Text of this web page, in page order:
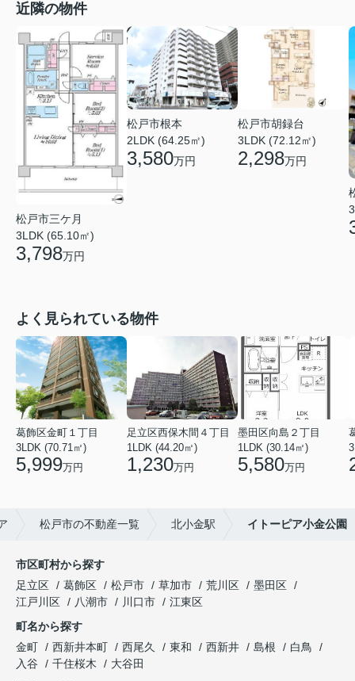
近隣の物件
松戸市三ケ月
3LDK (65.10㎡)
3,798万円
松戸市根本
2LDK (64.25㎡)
3,580万円
松戸市胡録台
3LDK (72.12㎡)
2,298万円
よく見られている物件
葛飾区金町１丁目
3LDK (70.71㎡)
5,999万円
足立区西保木間４丁目
1LDK (44.20㎡)
1,230万円
墨田区向島２丁目
1LDK (30.14㎡)
5,580万円
松戸市の不動産一覧 北小金駅 イトーピア小金公園
市区町村から探す
足立区
葛飾区 松戸市 草加市 荒川区
墨田区
江戸川区
八潮市 川口市
江東区
町名から探す
金町
西新井本町 西尾久 東和 西新井 島根
白鳥
入谷
千住桜木
大谷田